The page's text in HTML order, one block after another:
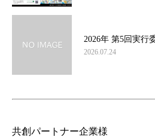
2026年 第5回実行
2026.07.24
共創パートナー企業様